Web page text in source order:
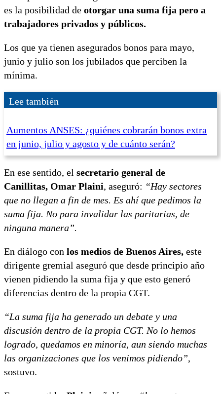
es la posibilidad de otorgar una suma fija pero a
trabajadores privados y públicos.
Los que ya tienen asegurados bonos para mayo,
junio y julio son los jubilados que perciben la
mínima.
Lee también
Aumentos ANSES: ¿quiénes cobrarán bonos extra
en junio, julio y agosto y de cuánto serán?
En ese sentido, el secretario general de
Canillitas, Omar Plaini, aseguró: “Hay sectores
que no llegan a fin de mes. Es ahí que pedimos la
suma fija. No para invalidar las paritarias, de
ninguna manera”.
En diálogo con los medios de Buenos Aires, este
dirigente gremial aseguró que desde principio año
vienen pidiendo la suma fija y que esto generó
diferencias dentro de la propia CGT.
“La suma fija ha generado un debate y una
discusión dentro de la propia CGT. No lo hemos
logrado, quedamos en minoría, aun siendo muchas
las organizaciones que los venimos pidiendo”,
sostuvo.